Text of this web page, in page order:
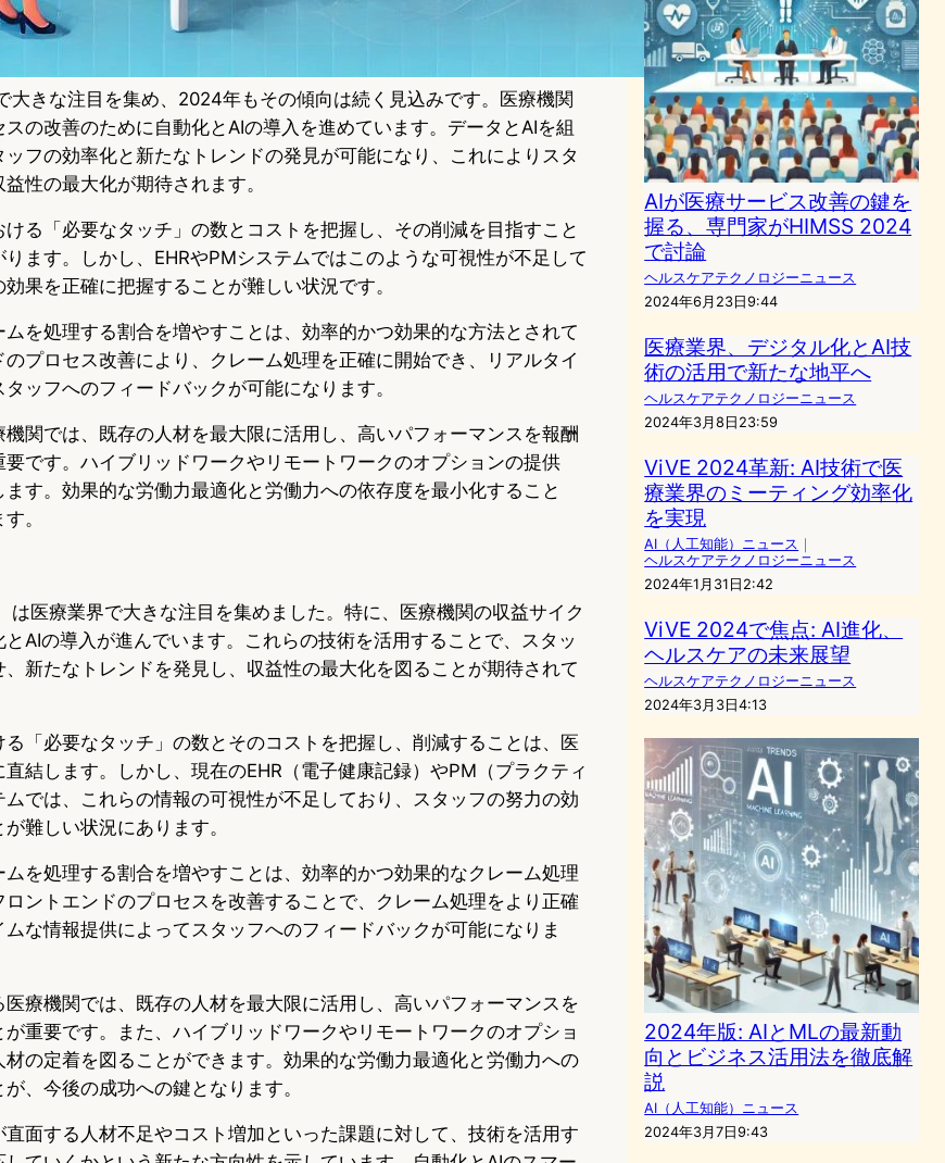
大きな注目を集め、2024年もその傾向は続く見込みです。医療機関
の改善のために自動化とAIの導入を進めています。データとAIを組
フの効率化と新たなトレンドの発見が可能になり、これによりスタ
性の最大化が期待されます。
る「必要なタッチ」の数とコストを把握し、その削減を目指すこと
ます。しかし、EHRやPMシステムではこのような可視性が不足して
果を正確に把握することが難しい状況です。
ムを処理する割合を増やすことは、効率的かつ効果的な方法とされて
プロセス改善により、クレーム処理を正確に開始でき、リアルタイ
ッフへのフィードバックが可能になります。
機関では、既存の人材を最大限に活用し、高いパフォーマンスを報酬
要です。ハイブリッドワークやリモートワークのオプションの提供
す。効果的な労働力最適化と労働力への依存度を最小化すること
。
は医療業界で大きな注目を集めました。特に、医療機関の収益サイク
AIの導入が進んでいます。これらの技術を活用することで、スタッ
新たなトレンドを発見し、収益性の最大化を図ることが期待されて
「必要なタッチ」の数とそのコストを把握し、削減することは、医
結します。しかし、現在のEHR（電子健康記録）やPM（プラクティ
では、これらの情報の可視性が不足しており、スタッフの努力の効
難しい状況にあります。
ムを処理する割合を増やすことは、効率的かつ効果的なクレーム処理
ントエンドのプロセスを改善することで、クレーム処理をより正確
な情報提供によってスタッフへのフィードバックが可能になりま
医療機関では、既存の人材を最大限に活用し、高いパフォーマンスを
重要です。また、ハイブリッドワークやリモートワークのオプショ
の定着を図ることができます。効果的な労働力最適化と労働力への
、今後の成功への鍵となります。
面する人材不足やコスト増加といった課題に対して、技術を活用す
AIが医療サービス改善の鍵を
握る、専門家がHIMSS 2024
で討論
ヘルスケアテクノロジーニュース
2024年6月23日9:44
医療業界、デジタル化とAI技
術の活用で新たな地平へ
ヘルスケアテクノロジーニュース
2024年3月8日23:59
ViVE 2024革新: AI技術で医
療業界のミーティング効率化
を実現
AI（人工知能）ニュース ｜
ヘルスケアテクノロジーニュース
2024年1月31日2:42
ViVE 2024で焦点: AI進化、
ヘルスケアの未来展望
ヘルスケアテクノロジーニュース
2024年3月3日4:13
2024年版: AIとMLの最新動
向とビジネス活用法を徹底解
説
AI（人工知能）ニュース
2024年3月7日9:43